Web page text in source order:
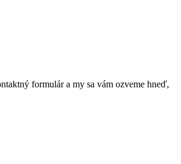
formulár a my sa vám ozveme hneď,